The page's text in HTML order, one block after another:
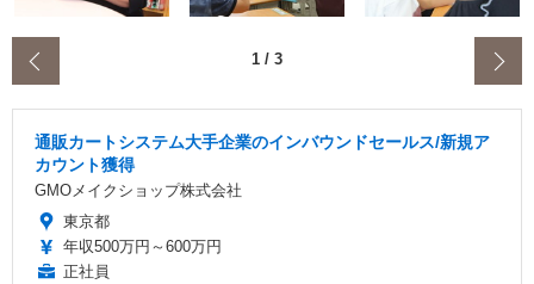
1 / 3
通販カートシステム大手企業のインバウンドセールス/新規ア
カウント獲得
GMOメイクショップ株式会社
東京都
年収500万円～600万円
正社員